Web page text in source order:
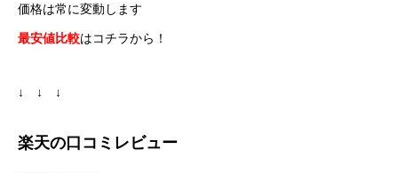
価格は常に変動します
最安値比較はコチラから！
↓ ↓ ↓
楽天の口コミレビュー